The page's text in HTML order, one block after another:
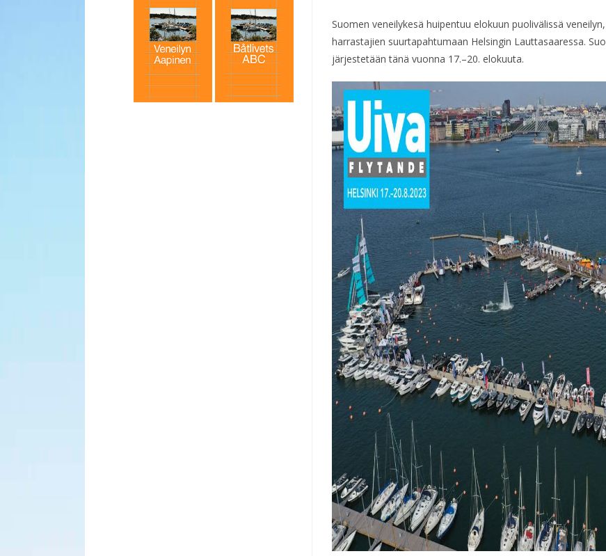
Suomen veneilykesä huipentuu elokuun puolivälissä
harrastajien suurtapahtumaan Helsingin Lauttasaaressa.
järjestetään tänä vuonna 17.–20. elokuuta.